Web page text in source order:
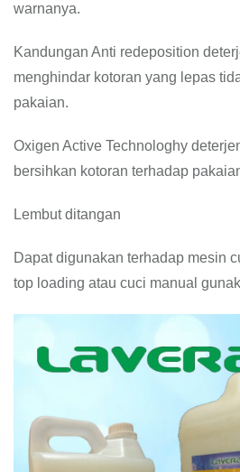
warnanya.
Kandungan Anti redeposition
menghindar kotoran yang lepas
pakaian.
Oxigen Active Technologhy
bersihkan kotoran terhadap
Lembut ditangan
Dapat digunakan terhadap mesin
top loading atau cuci manual